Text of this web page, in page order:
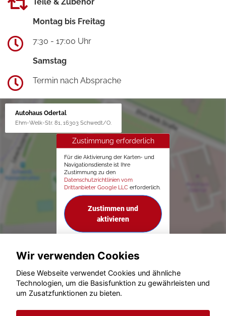
Montag bis Freitag
7:30 - 17:00 Uhr
Samstag
Termin nach Absprache
Autohaus Odertal
Ehm-Welk-Str. 81, 16303 Schwedt/O.
Zustimmung erforderlich
Für die Aktivierung der Karten- und
Navigationsdienste ist Ihre
Zustimmung zu den
Datenschutzrichtlinien vom
Drittanbieter Google LLC erforderlich.
Zustimmen und
aktivieren
© konjunkturmotor.de GmbH 2020 - 2026
Wir verwenden Cookies
Diese Webseite verwendet Cookies und ähnliche
Technologien, um die Basisfunktion zu gewährleisten und
um Zusatzfunktionen zu bieten.